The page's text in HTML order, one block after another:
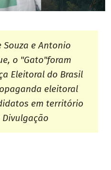
Souza e Antonio
o "Gato"foram
Eleitoral do Brasil
eleitoral
em território